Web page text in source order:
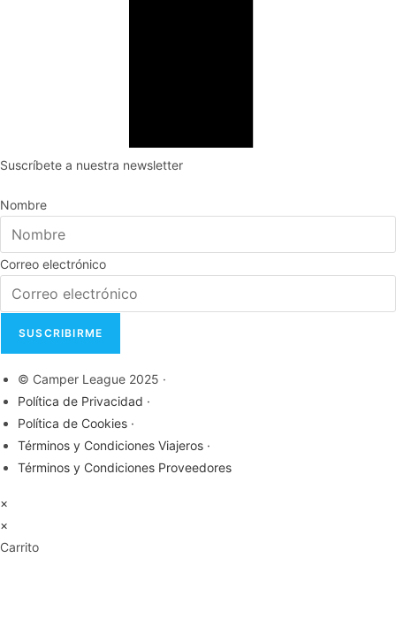
Suscríbete a nuestra newsletter
Nombre
Correo electrónico
SUSCRIBIRME
© Camper League 2025 ·
Política de Privacidad ·
Política de Cookies ·
Términos y Condiciones Viajeros ·
Términos y Condiciones Proveedores
×
×
Carrito